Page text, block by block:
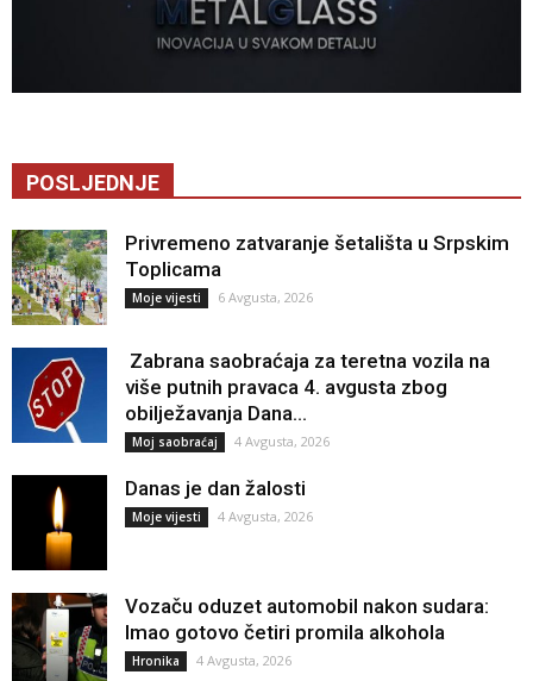
POSLJEDNJE
Privremeno zatvaranje šetališta u Srpskim
Toplicama
Moje vijesti 6 Avgusta, 2026
Zabrana saobraćaja za teretna vozila na
više putnih pravaca 4. avgusta zbog
obilježavanja Dana...
Moj saobraćaj 4 Avgusta, 2026
Danas je dan žalosti
Moje vijesti 4 Avgusta, 2026
Vozaču oduzet automobil nakon sudara:
Imao gotovo četiri promila alkohola
Hronika 4 Avgusta, 2026